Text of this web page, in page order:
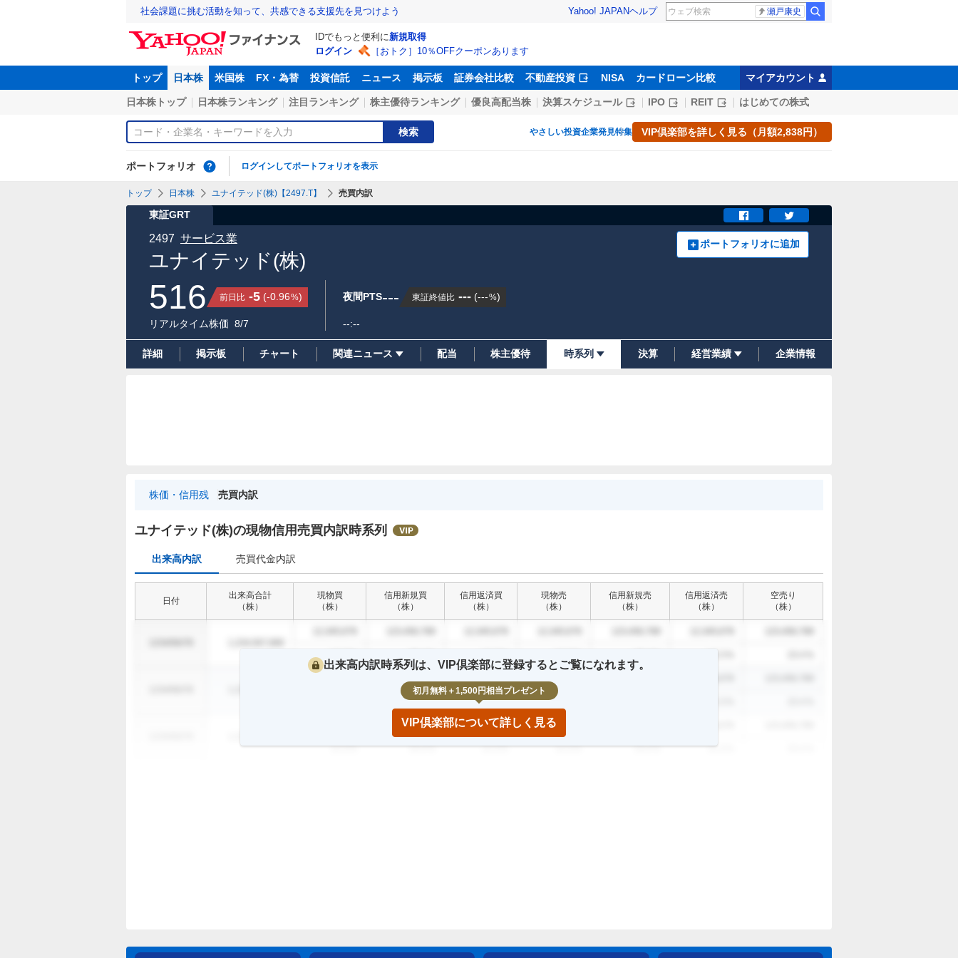
社会課題に挑む活動を知って、共感できる支援先を見つけよう Yahoo! JAPANヘルプ 瀬戸康史
IDでもっと便利に新規取得
ログイン
［おトク］10％OFFクーポンあります
トップ 日本株 米国株 FX・為替 投資信託 ニュース 掲示板 証券会社比較 不動産投資 NISA カードローン比較 マイアカウント
日本株トップ 日本株ランキング 注目ランキング 株主優待ランキング 優良高配当株 決算スケジュール IPO REIT はじめての株式
検索 やさしい投資企業発見特集 VIP倶楽部を詳しく見る（月額2,838円）
ポートフォリオ ログインしてポートフォリオを表示
トップ 日本株 ユナイテッド(株)【2497.T】 売買内訳
東証GRT
ユナイテッド(株)
2497 サービス業 ポートフォリオに追加
516 前日比 -5 (-0.96%)
リアルタイム株価 8/7
夜間PTS--- 東証終値比 --- (---%)
--:--
詳細 掲示板 チャート 関連ニュース 配当 株主優待 時系列 決算 経営業績 企業情報
株価・信用残 売買内訳
ユナイテッド(株)の現物信用売買内訳時系列
来
訳
出来高内訳 売買代金内訳
日付
出来高合計
（株）
現物買
（株）
信用新規買
（株）
信用返済買
（株）
現物売
（株）
信用新規売
（株）
信用返済売
（株）
空売り
（株）
23.4% 12.3%
123,456,789 12,345,678 12,345,678
12.3% 23.4% 12.3% 12.3% 23.4% 12.3
出来高内訳時系列は、VIP倶楽部に登録するとご覧になれます。
初月無料＋1,500円相当プレゼント
VIP倶楽部について詳しく見る